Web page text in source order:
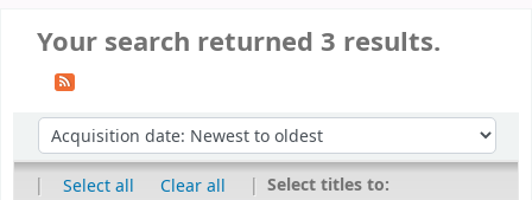
Your search returned 3 results.
| Select all Clear all | Select titles to: